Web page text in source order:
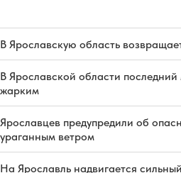
В Ярославскую область
В Ярославской области последний
жарким
Ярославцев предупредили об
ураганным ветром
На Ярославль надвигается